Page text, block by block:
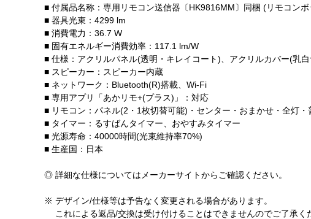
■ 付属品名称：専用リモコン送信器〔HK9816MM〕同梱 (リモコン
■ 器具光束：4299 lm
■ 消費電力：36.7 W
■ 固有エネルギー消費効率：117.1 lm/W
■ 仕様：アクリルパネル(透明・キレイコート)、アクリルカバー(乳
■ スピーカー：スピーカー内蔵
■ ネットワーク：Bluetooth(R)搭載、Wi-Fi
■ 専用アプリ「あかリモ+(プラス)」：対応
■ リモコン：パネル(2・1枚切替可能)・センター・おまかせ・全灯
■ タイマー：るすばんタイマー、おやすみタイマー
■ 光源寿命：40000時間(光束維持率70%)
■ 生産国：日本
◎ 詳細な仕様についてはメーカーサイトからご確認ください。
※ デザイン/仕様等は予告なく変更される場合があります。
これによる返品/交換は受け付けることはできませんのでご了承く